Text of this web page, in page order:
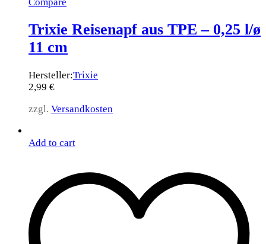
Trixie Reisenapf aus TPE – 0,25 l/ø
11 cm
Hersteller:Trixie
2,99 €
zzgl. Versandkosten
Add to cart